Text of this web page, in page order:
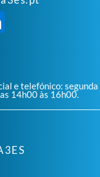
e telefónico: segunda
14h00 às 16h00.